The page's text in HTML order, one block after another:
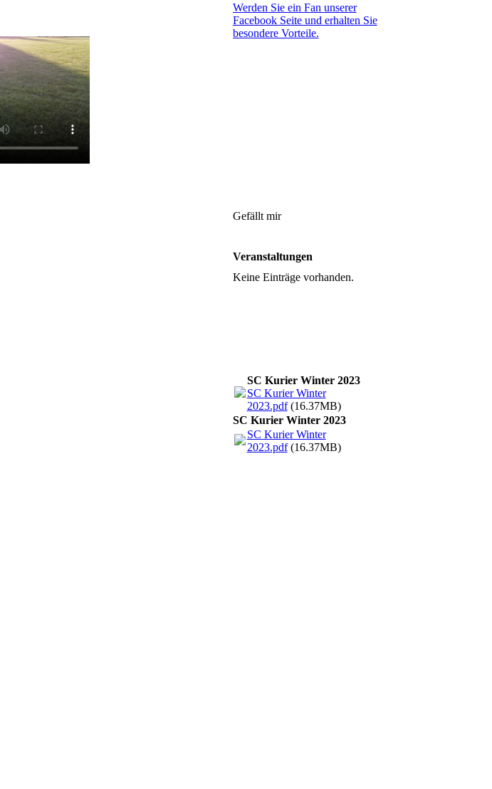
Werden Sie ein Fan unserer
Facebook Seite und erhalten Sie
besondere Vorteile.
Gefällt mir
Veranstaltungen
Keine Einträge vorhanden.
SC Kurier Winter 2023
SC Kurier Winter
2023.pdf(16.37MB)
SC Kurier Winter 2023
SC Kurier Winter
2023.pdf(16.37MB)